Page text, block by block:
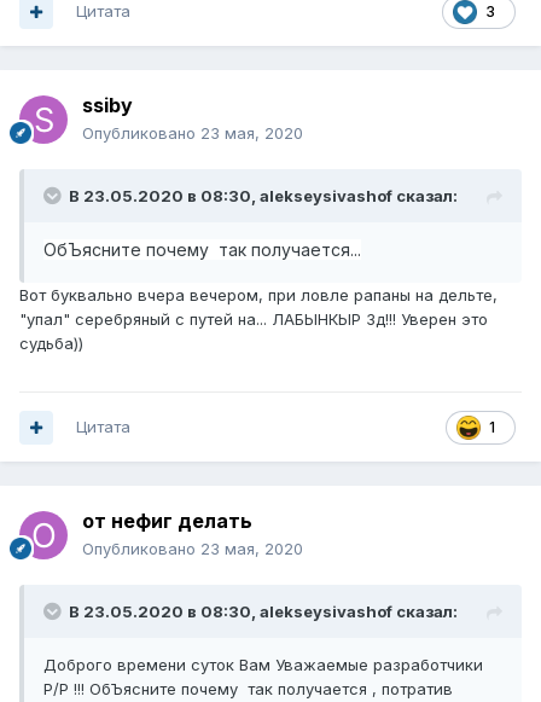
3
Цитата
ssiby
Опубликовано 23 мая, 2020
В 23.05.2020 в 08:30, alekseysivashof сказал:
ОбЪясните почему так получается...
Вот буквально вчера вечером, при ловле рапаны на дельте,
"упал" серебряный с путей на... ЛАБЫНКЫР 3д!!! Уверен это
судьба))
1
Цитата
от нефиг делать
Опубликовано 23 мая, 2020
В 23.05.2020 в 08:30, alekseysivashof сказал:
Доброго времени суток Вам Уважаемые разработчики
Р/Р !!! ОбЪясните почему так получается , потратив